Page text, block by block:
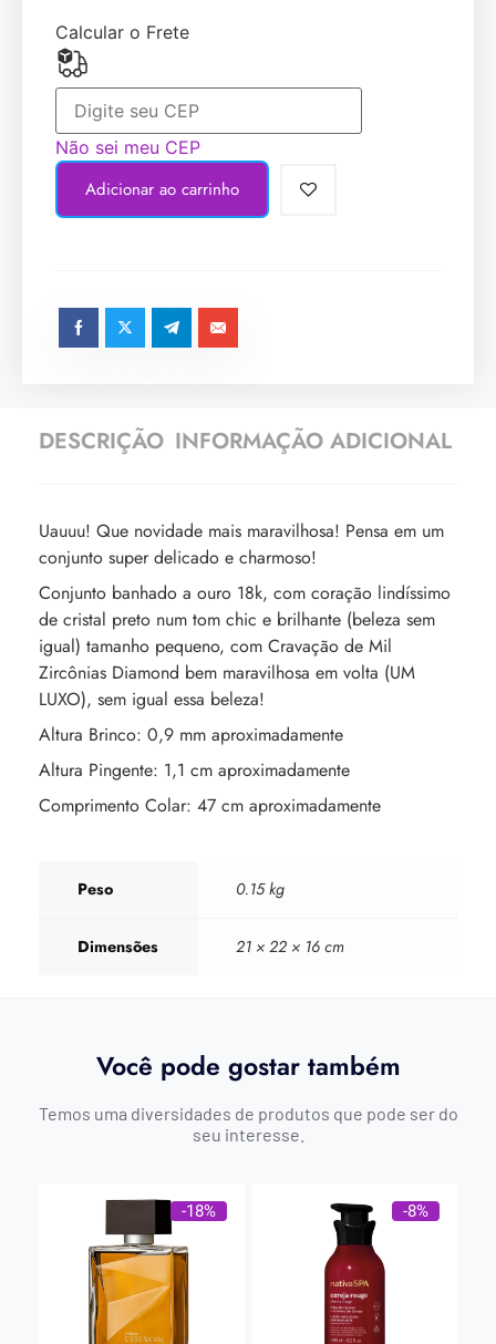
Calcular o Frete
Não sei meu CEP
Adicionar ao carrinho
DESCRIÇÃO INFORMAÇÃO ADICIONAL
Uauuu! Que novidade mais maravilhosa! Pensa em um
conjunto super delicado e charmoso!
Conjunto banhado a ouro 18k, com coração lindíssimo
de cristal preto num tom chic e brilhante (beleza sem
igual) tamanho pequeno, com Cravação de Mil
Zircônias Diamond bem maravilhosa em volta (UM
LUXO), sem igual essa beleza!
Altura Brinco: 0,9 mm aproximadamente
Altura Pingente: 1,1 cm aproximadamente
Comprimento Colar: 47 cm aproximadamente
Peso 0.15 kg
Dimensões 21 × 22 × 16 cm
Você pode gostar também
Temos uma diversidades de produtos que pode ser do
seu interesse.
-18% -8%